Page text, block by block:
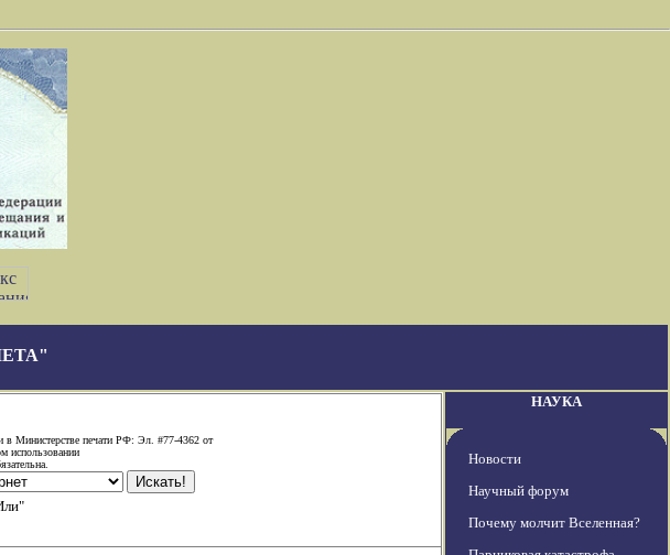
в Министерстве печати РФ: Эл. #77-4362 от
использовании
НАУКА
Новости
Научный форум
Почему молчит Вселенная?